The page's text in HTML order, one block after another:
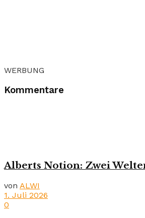
WERBUNG
Kommentare
Alberts Notion: Zwei
von ALWI
1. Juli 2026
0